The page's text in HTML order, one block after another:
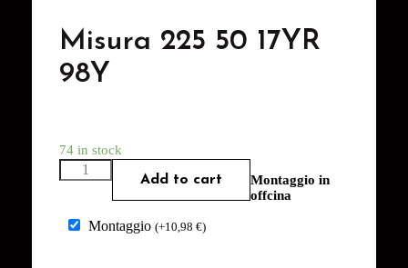
Misura 225 50 17YR
98Y
74 in stock
Add to cart
Montaggio in
offcina
Montaggio (+10,98 €)